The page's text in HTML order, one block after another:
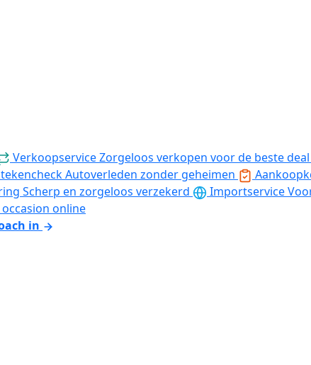
VerkoopserviceZorgeloos verkopen voor de beste deal
Autoverleden zonder geheimen
Scherp en zorgeloos verzekerd Importservice
online
in